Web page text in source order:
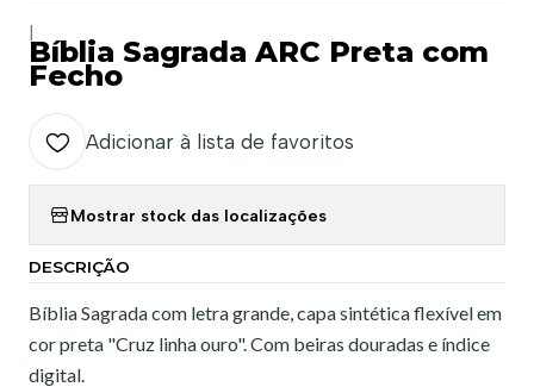
Bíblia Sagrada ARC Preta com
Fecho
Adicionar à lista de favoritos
Mostrar stock das localizações
DESCRIÇÃO
Bíblia Sagrada com letra grande, capa sintética flexível em
cor preta "Cruz linha ouro". Com beiras douradas e índice
digital.